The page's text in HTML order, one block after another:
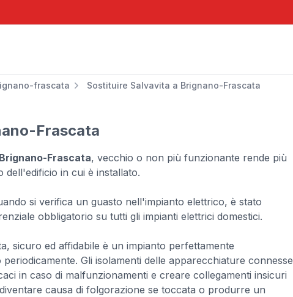
frascata Sostituire Salvavita a Brignano-Frascata
Frascata
Frascata, vecchio o non più funzionante rende più
in cui è installato.
si verifica un guasto nell'impianto elettrico, è stato
obbligatorio su tutti gli impianti elettrici domestici.
sicuro ed affidabile è un impianto perfettamente
Gli isolamenti delle apparecchiature connesse
in caso di malfunzionamenti e creare collegamenti insicuri
causa di folgorazione se toccata o produrre un